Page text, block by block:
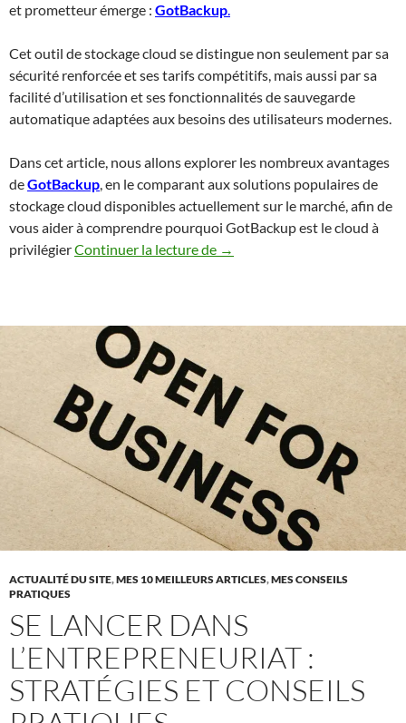
et prometteur émerge : GotBackup.
Cet outil de stockage cloud se distingue non seulement par sa
sécurité renforcée et ses tarifs compétitifs, mais aussi par sa
facilité d’utilisation et ses fonctionnalités de sauvegarde
automatique adaptées aux besoins des utilisateurs modernes.
Dans cet article, nous allons explorer les nombreux avantages
deGotBackup, en le comparant aux solutions populaires de
stockage cloud disponibles actuellement sur le marché, afin de
vous aider à comprendre pourquoi GotBackup est le cloud à
privilégierContinuer la lecture de GotBackup : La solution de
→
ACTUALITÉ DU SITE,MES 10 MEILLEURS ARTICLES,MES CONSEILS
PRATIQUES
SE LANCER DANS
L’ENTREPRENEURIAT :
STRATÉGIES ET CONSEILS